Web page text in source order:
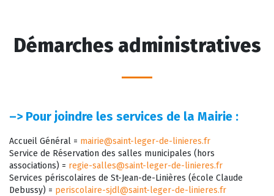
Démarches administratives
–> Pour joindre les services de la Mairie :
Accueil Général = mairie@saint-leger-de-linieres.fr
Service de Réservation des salles municipales (hors
associations) = regie-salles@saint-leger-de-linieres.fr
Services périscolaires de St-Jean-de-Linières (école Claude
Debussy) = periscolaire-sjdl@saint-leger-de-linieres.fr